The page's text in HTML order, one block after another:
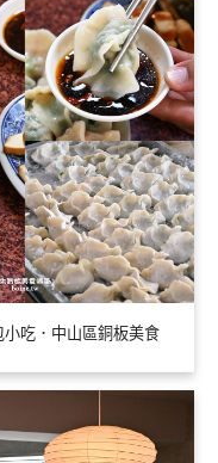
吃．中山區銅板美食